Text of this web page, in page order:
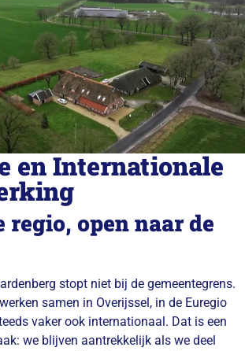
en Internationale
regio, open naar de
stopt niet bij de gemeentegrens.
samen in Overijssel, in de Euregio
vaker ook internationaal. Dat is een
we blijven aantrekkelijk als we deel